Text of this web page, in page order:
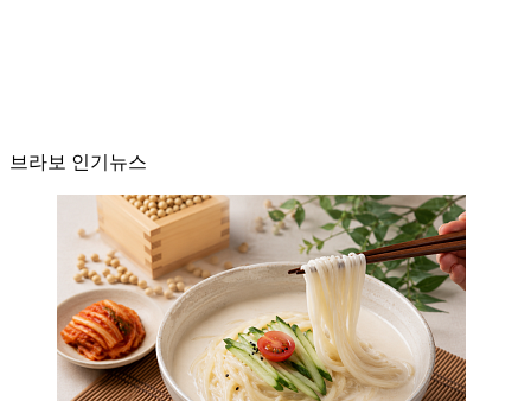
브라보 인기뉴스